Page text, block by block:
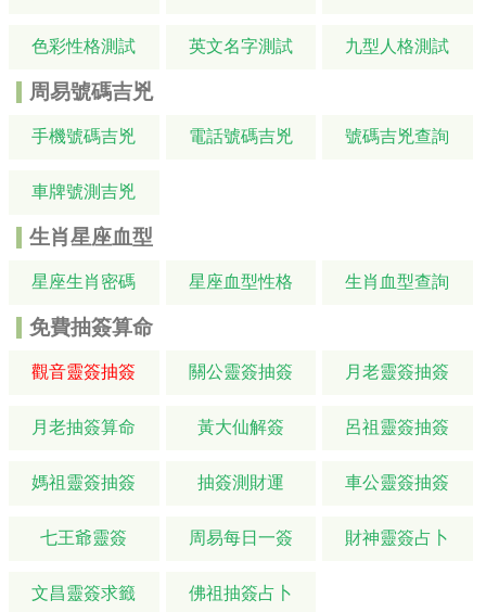
色彩性格測試 英文名字測試 九型人格測試
周易號碼吉兇
手機號碼吉兇 電話號碼吉兇 號碼吉兇查詢
車牌號測吉兇
生肖星座血型
星座生肖密碼 星座血型性格 生肖血型查詢
免費抽簽算命
觀音靈簽抽簽 關公靈簽抽簽 月老靈簽抽簽
月老抽簽算命 黃大仙解簽 呂祖靈簽抽簽
媽祖靈簽抽簽 抽簽測財運 車公靈簽抽簽
七王爺靈簽 周易每日一簽 財神靈簽占卜
文昌靈簽求籤 佛祖抽簽占卜